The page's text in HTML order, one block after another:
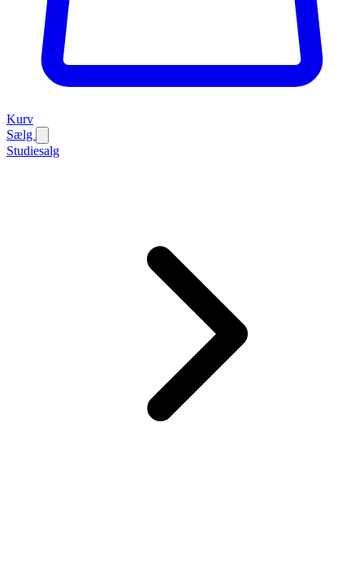
Kurv
Sælg
Studiesalg